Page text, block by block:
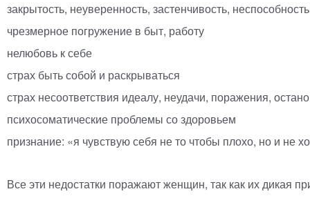
закрытость, неуверенность, застенчивость,
чрезмерное погружение в быт, работу
нелюбовь к себе
страх быть собой и раскрываться
страх несоответствия идеалу, неудачи, поражения,
психосоматические проблемы со здоровьем
признание: «я чувствую себя не то чтобы плохо, но и не
Все эти недостатки поражают женщин, так как их дикая